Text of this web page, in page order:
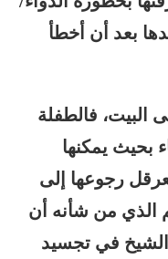
بعد أن أخطأ
البيت، فالطفلة
بحيث يمكنها
رجوعها إلى
الذي من شأنه أن
في تجسيد